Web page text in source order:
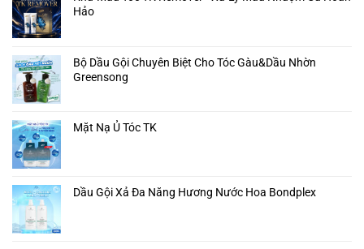
Hảo
Bộ Dầu Gội Chuyên Biệt Cho Tóc Gàu&Dầu Nhờn
Greensong
Mặt Nạ Ủ Tóc TK
Dầu Gội Xả Đa Năng Hương Nước Hoa Bondplex